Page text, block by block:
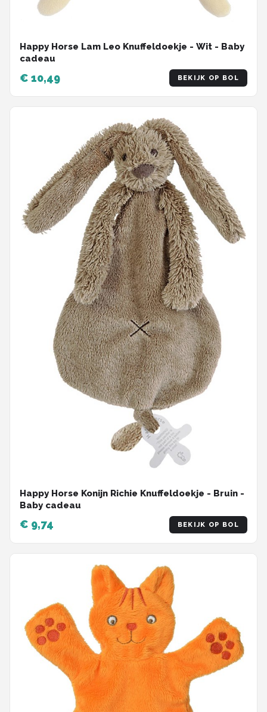
Happy Horse Lam Leo Knuffeldoekje - Wit - Baby
cadeau
€ 10,49 BEKIJK OP BOL
Happy Horse Konijn Richie Knuffeldoekje - Bruin -
Baby cadeau
€ 9,74 BEKIJK OP BOL